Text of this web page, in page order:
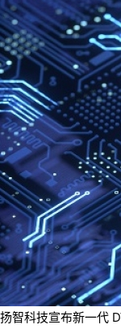
扬智科技宣布新一代